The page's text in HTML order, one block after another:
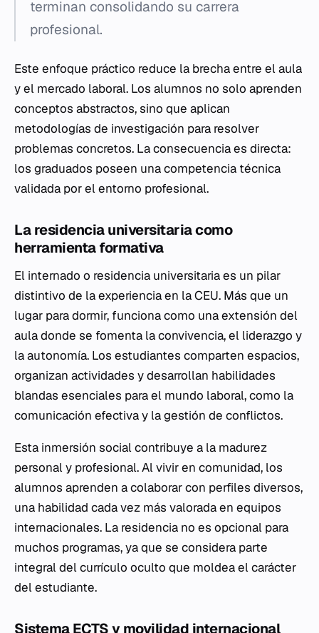
terminan consolidando su carrera
profesional.
Este enfoque práctico reduce la brecha entre el aula
y el mercado laboral. Los alumnos no solo aprenden
conceptos abstractos, sino que aplican
metodologías de investigación para resolver
problemas concretos. La consecuencia es directa:
los graduados poseen una competencia técnica
validada por el entorno profesional.
La residencia universitaria como
herramienta formativa
El internado o residencia universitaria es un pilar
distintivo de la experiencia en la CEU. Más que un
lugar para dormir, funciona como una extensión del
aula donde se fomenta la convivencia, el liderazgo y
la autonomía. Los estudiantes comparten espacios,
organizan actividades y desarrollan habilidades
blandas esenciales para el mundo laboral, como la
comunicación efectiva y la gestión de conflictos.
Esta inmersión social contribuye a la madurez
personal y profesional. Al vivir en comunidad, los
alumnos aprenden a colaborar con perfiles diversos,
una habilidad cada vez más valorada en equipos
internacionales. La residencia no es opcional para
muchos programas, ya que se considera parte
integral del currículo oculto que moldea el carácter
del estudiante.
Sistema ECTS y movilidad internacional